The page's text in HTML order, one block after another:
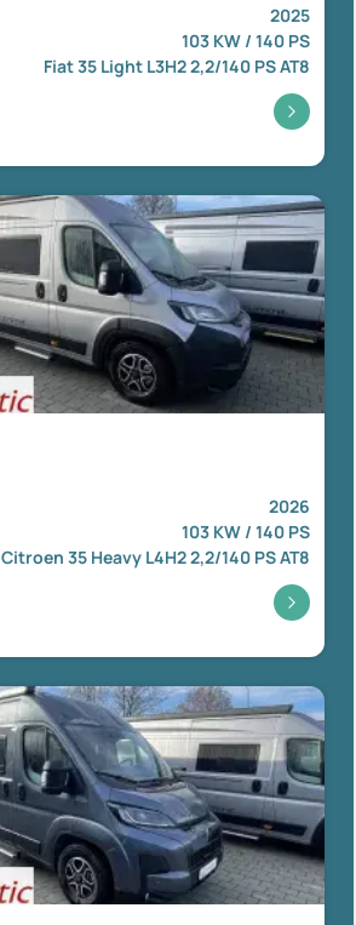
2025
103 KW / 140 PS
Fiat 35 Light L3H2 2,2/140 PS AT8
2026
103 KW / 140 PS
Citroen 35 Heavy L4H2 2,2/140 PS AT8